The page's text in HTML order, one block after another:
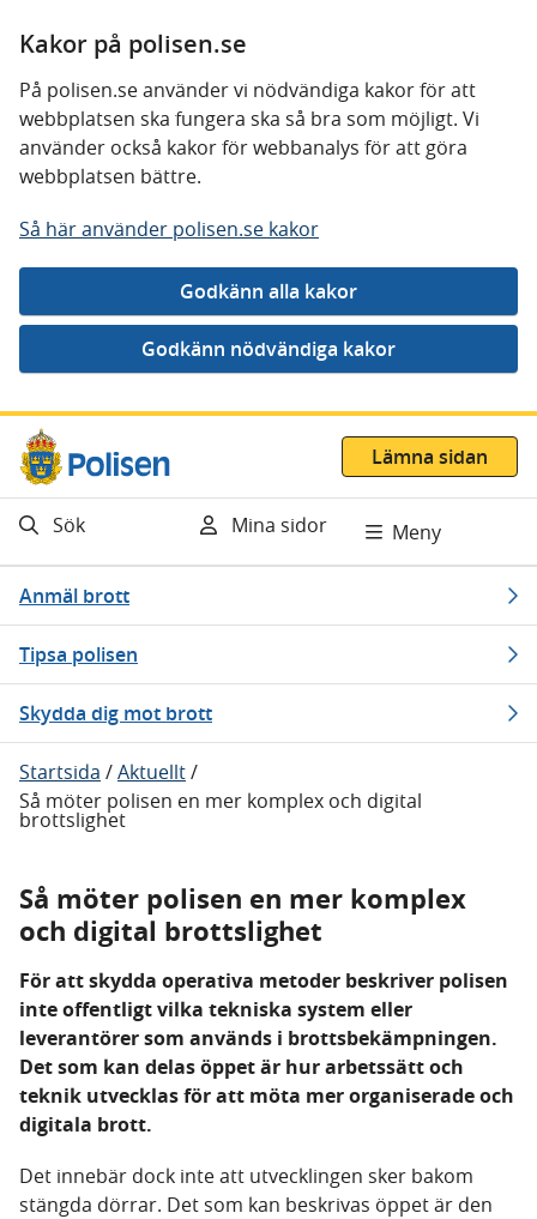
Kakor på polisen.se
På polisen.se använder vi nödvändiga kakor för att
webbplatsen ska fungera ska så bra som möjligt. Vi
använder också kakor för webbanalys för att göra
webbplatsen bättre.
Så här använder polisen.se kakor
Gå direkt till innehåll
Lämna sidan
Sök Mina sidor Meny
Anmäl brott
Tipsa polisen
Skydda dig mot brott
Startsida /Aktuellt/
Så möter polisen en mer komplex och digital
brottslighet
Så möter polisen en mer komplex
och digital brottslighet
För att skydda operativa metoder beskriver polisen
inte offentligt vilka tekniska system eller
leverantörer som används i brottsbekämpningen.
Det som kan delas öppet är hur arbetssätt och
teknik utvecklas för att möta mer organiserade och
digitala brott.
Det innebär dock inte att utvecklingen sker bakom
stängda dörrar. Det som kan beskrivas öppet är den